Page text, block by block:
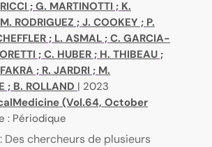
; G. MARTINOTTI ; K.
M. RODRIGUEZ ; J. COOKEY ; P.
; L. ASMAL ; C. GARCIA-
; C. HUBER ; H. THIBEAU ;
; R. JARDRI ; M.
; B. ROLLAND | 2023
(Vol.64, October
: Périodique
: Des chercheurs de plusieurs